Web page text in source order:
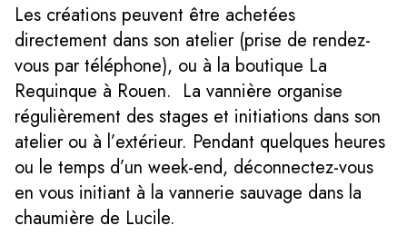
Les créations peuvent être achetées
directement dans son atelier (prise de rendez-
vous par téléphone), ou à la boutique La
Requinque à Rouen. La vannière organise
régulièrement des stages et initiations dans son
atelier ou à l’extérieur. Pendant quelques heures
ou le temps d’un week-end, déconnectez-vous
en vous initiant à la vannerie sauvage dans la
chaumière de Lucile.